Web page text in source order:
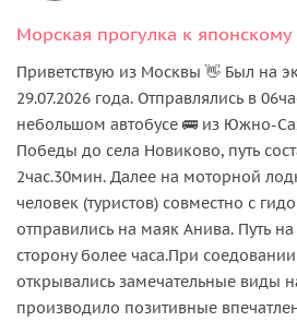
Морская прогулка к японскому
Приветствую из Москвы 👋 Был на
29.07.2026 года. Отправлялись в
небольшом автобусе 🚌 из Южно-
Победы до села Новиково, путь
2час.30мин. Далее на моторной
человек (туристов) совместно с
отправились на маяк Анива. Путь
сторону более часа.При
открывались замечательные виды
производило позитивные